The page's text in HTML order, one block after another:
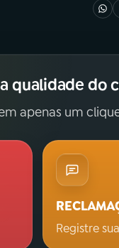
qualidade do
apenas um
Registre